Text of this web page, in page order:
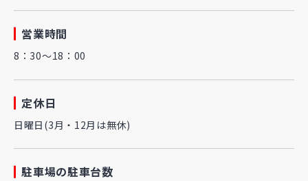
営業時間
8：30～18：00
定休日
日曜日(3月・12月は無休)
駐車場の駐車台数